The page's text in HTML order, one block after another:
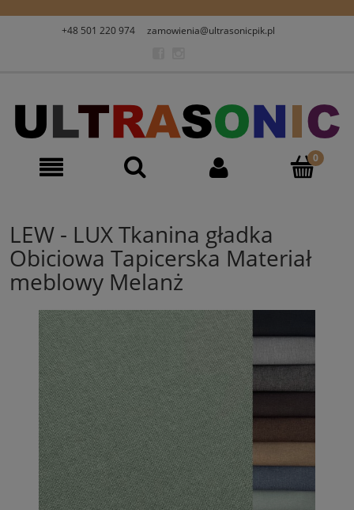
+48 501 220 974 zamowienia@ultrasonicpik.pl
LEW - LUX Tkanina gładka
Obiciowa Tapicerska Materiał
meblowy Melanż